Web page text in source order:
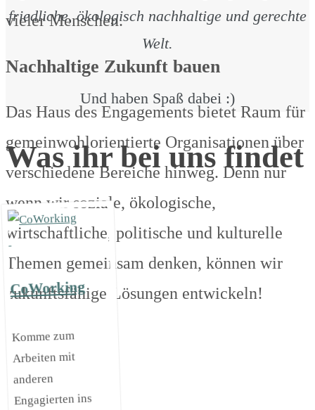
vieler Menschen.
Nachhaltige Zukunft bauen
Das Haus des Engagements bietet Raum für
gemeinwohlorientierte Organisationen über
verschiedene Bereiche hinweg. Denn nur
wenn wir soziale, ökologische,
wirtschaftliche, politische und kulturelle
Themen gemeinsam denken, können wir
zukunftsfähige Lösungen entwickeln!
friedliche, ökologisch nachhaltige und gerechte
Welt.
Und haben Spaß dabei :)
Was ihr bei uns findet
CoWorking
Komme zum
Arbeiten mit
anderen
Engagierten ins